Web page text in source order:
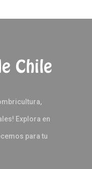
Explora en
para tu